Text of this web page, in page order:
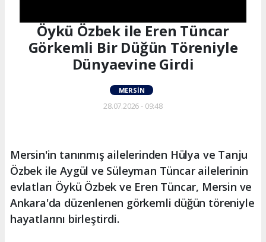
Öykü Özbek ile Eren Tüncar
Görkemli Bir Düğün Töreniyle
Dünyaevine Girdi
MERSIN
28.07.2026 - 09:48
Mersin'in tanınmış ailelerinden Hülya ve Tanju
Özbek ile Aygül ve Süleyman Tüncar ailelerinin
evlatları Öykü Özbek ve Eren Tüncar, Mersin ve
Ankara'da düzenlenen görkemli düğün töreniyle
hayatlarını birleştirdi.